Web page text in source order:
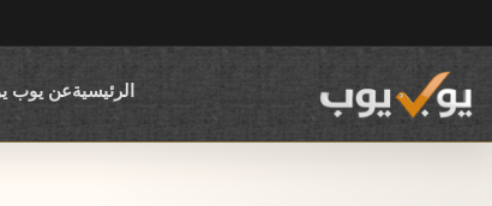
الرئيسيةعن يوب